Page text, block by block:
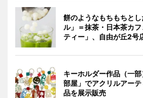
餅のようなもちもちと
ル」＝抹茶・日本茶カ
ティー」、自由が丘2
キーホルダー作品（一
部屋」でアクリルアー
品を展示販売